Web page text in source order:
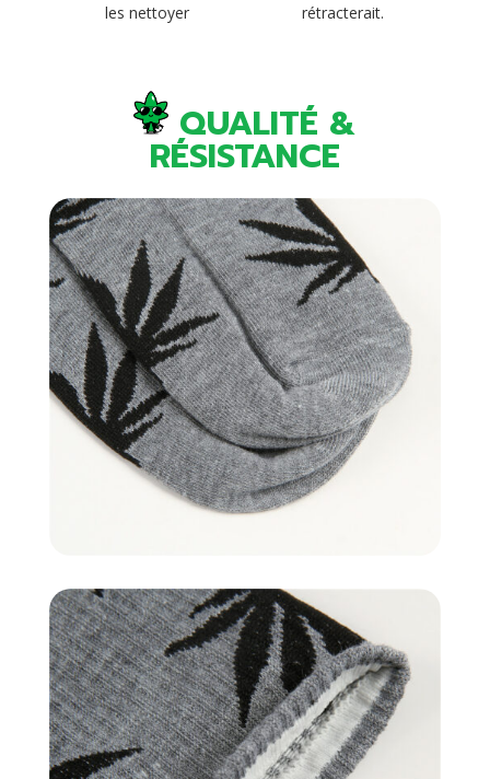
les nettoyer
rétracterait.
QUALITÉ &
RÉSISTANCE